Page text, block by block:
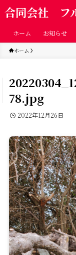
合同会社 フ
ホーム お知らせ
ホーム
78.jpg
2022年12月26日